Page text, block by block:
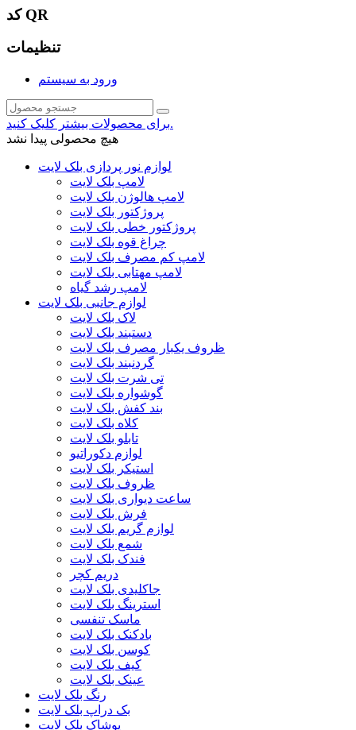
کد QR
تنظیمات
ورود به سیستم
برای محصولات بیشتر کلیک کنید.
هیچ محصولی پیدا نشد
لوازم نور پردازی بلک لایت
لامپ بلک لایت
لامپ هالوژن بلک لایت
پروژکتور بلک لایت
پروژکتور خطی بلک لایت
چراغ قوه بلک لایت
لامپ کم مصرف بلک لایت
لامپ مهتابی بلک لایت
لامپ رشد گیاه
لوازم جانبی بلک لایت
لاک بلک لایت
دستبند بلک لایت
ظروف یکبار مصرف بلک لایت
گردنبند بلک لایت
تی شرت بلک لایت
گوشواره بلک لایت
بند کفش بلک لایت
کلاه بلک لایت
تابلو بلک لایت
لوازم دکوراتیو
استیکر بلک لایت
ظروف بلک لایت
ساعت دیواری بلک لایت
فرش بلک لایت
لوازم گریم بلک لایت
شمع بلک لایت
فندک بلک لایت
دریم کچر
جاکلیدی بلک لایت
استرینگ بلک لایت
ماسک تنفسی
بادکنک بلک لایت
کوسن بلک لایت
کیف بلک لایت
عینک بلک لایت
رنگ بلک لایت
بک دراپ بلک لایت
پوشاک بلک لایت